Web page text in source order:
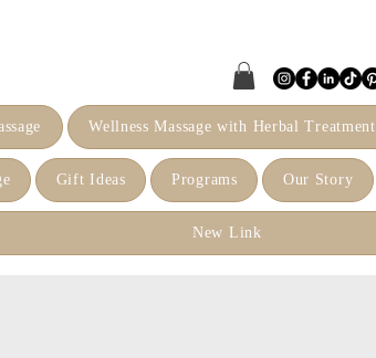
Wellness Massage with Herbal Treatment
Gift Ideas Programs Our Story
New Link